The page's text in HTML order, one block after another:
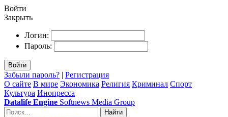
Войти
Закрыть
Логин:
Пароль:
Войти
Забыли пароль? | Регистрация
О сайте В мире Экономика Религия Криминал Спорт
Культура Инопресса
Datalife Engine Softnews Media Group
Найти